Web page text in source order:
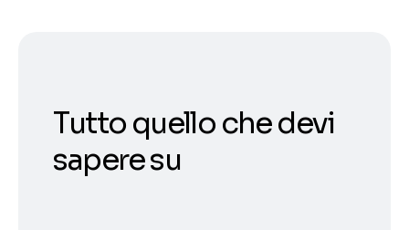
Tutto quello che devi
sapere su